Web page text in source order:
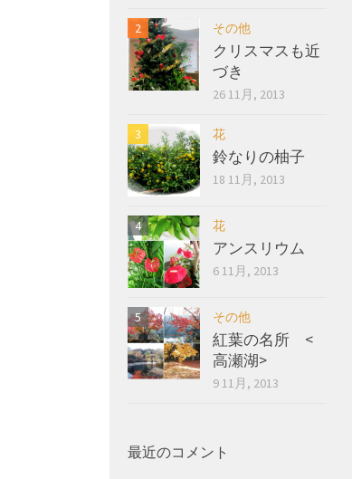
その他
クリスマスも近
づき
26 11月, 2013
花
鈴なりの柚子
18 11月, 2013
花
アンスリウム
6 11月, 2013
その他
紅葉の名所 <
高瀬湖>
9 11月, 2013
最近のコメント